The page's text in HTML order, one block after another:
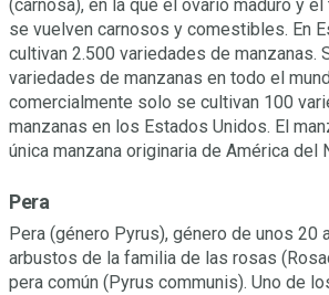
(carnosa), en la que el ovario maduro y
se vuelven carnosos y comestibles. En
cultivan 2.500 variedades de manzanas.
variedades de manzanas en todo el
comercialmente solo se cultivan 100
manzanas en los Estados Unidos. El
única manzana originaria de América del
Pera
Pera (género Pyrus), género de unos 20
arbustos de la familia de las rosas
pera común (Pyrus communis). Uno de